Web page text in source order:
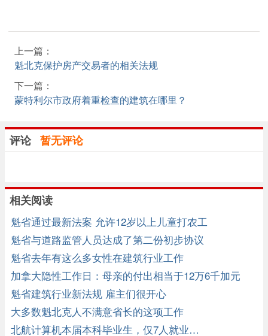
上一篇：
魁北克保护房产交易者的相关法规
下一篇：
蒙特利尔市政府着重检查的建筑在哪里？
评论 暂无评论
相关阅读
魁省通过最新法案 允许12岁以上儿童打农工
魁省与道路监管人员达成了第二份初步协议
魁省去年有这么多女性在建筑行业工作
加拿大隐性工作日：母亲的付出相当于12万6千加元
魁省建筑行业新法规 雇主们很开心
大多数魁北克人不满意省长的这项工作
北航计算机本届本科毕业生，仅7人就业…